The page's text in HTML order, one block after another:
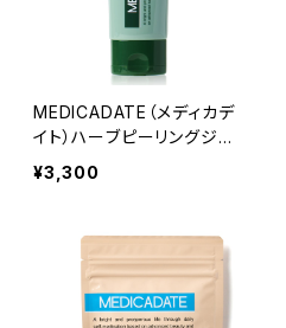
MEDICADATE（メディカデ
イト）ハーブピーリングジェ
ル
¥3,300